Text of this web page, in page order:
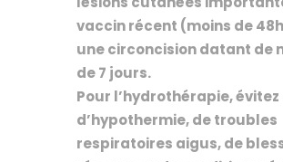
vaccin récent (moins de
une circoncision datant de
de 7 jours.
Pour l’hydrothérapie, évitez
d’hypothermie, de troubles
respiratoires aigus, de